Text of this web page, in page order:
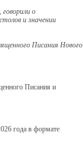
о
и значении
Писания Нового
Писания и
года в формате